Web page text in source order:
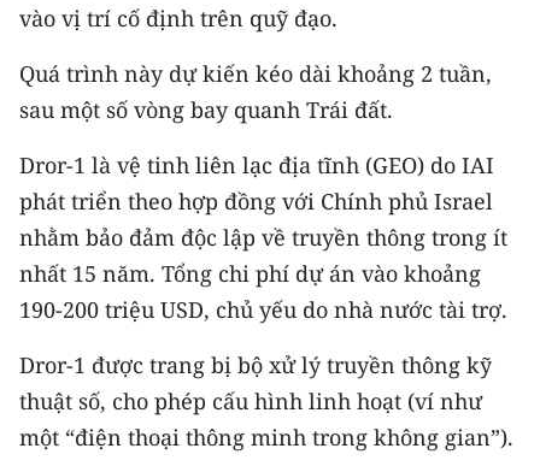
Media Văn hóa
Media Xã hội
Media Du lịch
Media Thế giới
Media Thể thao
Media Giáo dục
Media Y tế
Media Khoa học - Công nghệ
vào vị trí cố định trên quỹ đạo.
Quá trình này dự kiến kéo dài khoảng 2 tuần,
sau một số vòng bay quanh Trái đất.
Dror‑1 là vệ tinh liên lạc địa tĩnh (GEO) do IAI
phát triển theo hợp đồng với Chính phủ Israel
nhằm bảo đảm độc lập về truyền thông trong ít
nhất 15 năm. Tổng chi phí dự án vào khoảng
190-200 triệu USD, chủ yếu do nhà nước tài trợ.
Dror‑1 được trang bị bộ xử lý truyền thông kỹ
thuật số, cho phép cấu hình linh hoạt (ví như
một “điện thoại thông minh trong không gian”).